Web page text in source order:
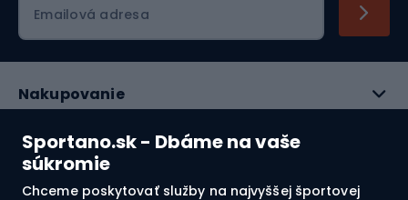
Sportano.sk - Dbáme na vaše
súkromie
Chceme poskytovať služby na najvyššej športovej
Emailová adresa
Nakupovanie
Služby zákazníkom
Právne informácie